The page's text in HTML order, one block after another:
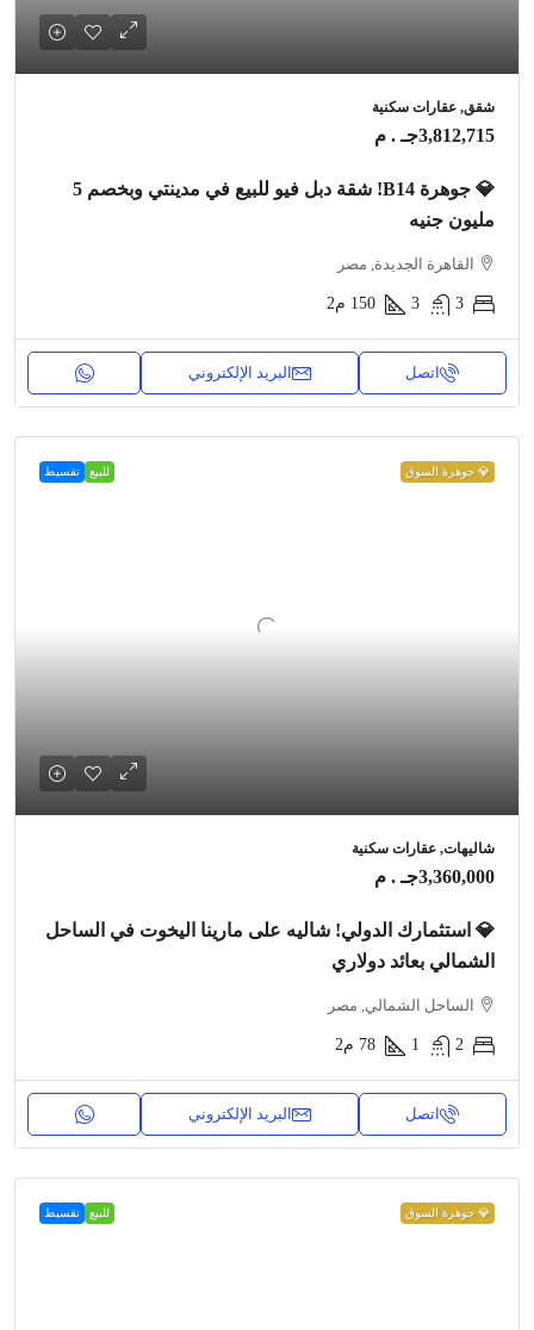
شقق, عقارات سكنية
3,812,715جـ . م
💎 جوهرة B14! شقة دبل فيو للبيع في مدينتي وبخصم 5
مليون جنيه
القاهرة الجديدة, مصر
3
3
150 م2
اتصل البريد الإلكتروني
💎 جوهرة السوق للبيع تقسيط
شاليهات, عقارات سكنية
3,360,000جـ . م
💎 استثمارك الدولي! شاليه على مارينا اليخوت في الساحل
الشمالي بعائد دولاري
الساحل الشمالي, مصر
2
1
78 م2
اتصل البريد الإلكتروني
💎 جوهرة السوق للبيع تقسيط